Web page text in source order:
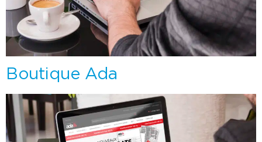
Boutique Ada